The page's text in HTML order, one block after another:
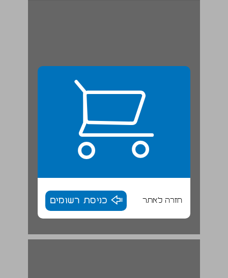
חזרה לאתר כניסת רשומים